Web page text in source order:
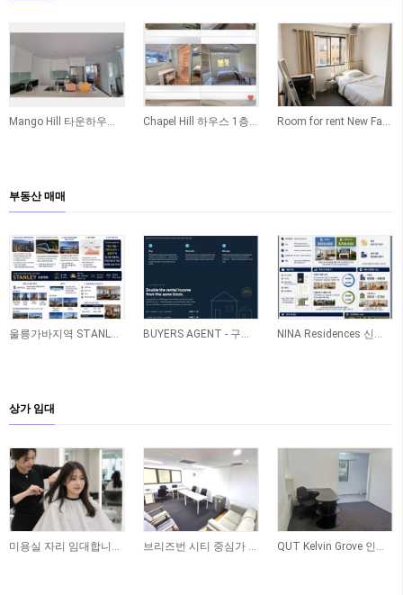
Mango Hill 타운하우스 렌트 (즉시가능 ~ 12.6. (일부가능) / 전체 or 방… Chapel Hill 하우스 1층 독방 2개 쉐어생 구합니다 (비흡연 / 빌 포함) Room for rent New Farm
부동산 매매
울릉가바지역 STANLEY 신축아파트 BUYERS AGENT - 구매 - 레노베이션 - 렌트관리 ONE STOP SERVICE NINA Residences 신축 프로젝트(Caboolture)
상가 임대
미용실 자리 임대합니다 - Yeronga 브리즈번 시티 중심가 사무실 공간 임대합니다 QUT Kelvin Grove 인근 오피스 공간 임대합니다